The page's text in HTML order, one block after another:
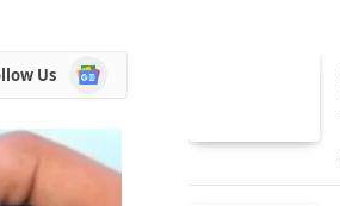
Us
Google
News